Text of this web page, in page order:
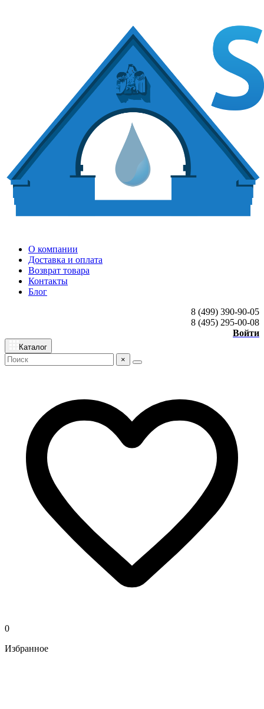
О компании
Доставка и оплата
Возврат товара
Контакты
Блог
8 (499) 390-90-05
8 (495) 295-00-08
Войти
Каталог
×
0
Избранное